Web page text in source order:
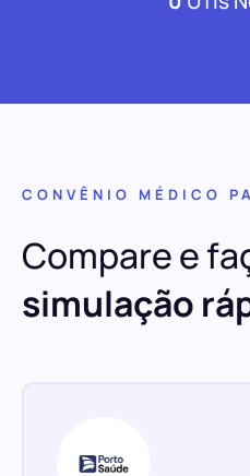
CONVÊNIO MÉDICO
Compare e
simulação